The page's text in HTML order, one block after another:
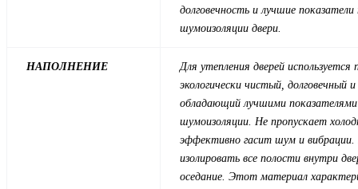
долговечность и лучшие
шумоизоляции двери.
НАПОЛНЕНИЕ
Для утепления дверей
экологически чистый, долговечный
обладающий лучшими
шумоизоляции. Не пропускает
эффективно гасит шум и вибрации.
изолировать все полости внутри
оседание. Этот материал